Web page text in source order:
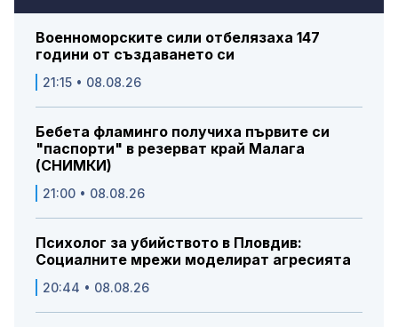
Военноморските сили отбелязаха 147
години от създаването си
21:15 • 08.08.26
Бебета фламинго получиха първите си
"паспорти" в резерват край Малага
(СНИМКИ)
21:00 • 08.08.26
Психолог за убийството в Пловдив:
Социалните мрежи моделират агресията
20:44 • 08.08.26